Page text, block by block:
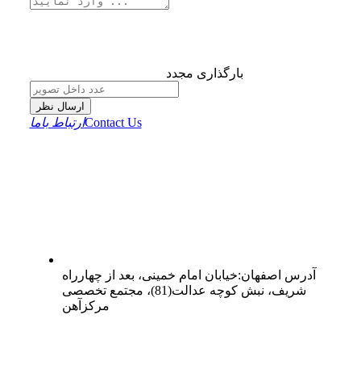
بارگذاری مجدد
ارسال نظر
ارتباط باماContact Us
آدرس اصفهان:خیابان امام خمینی، بعد از چهارراه
شریف، نبش کوچه عدالت(81)، مجتمع تخصصی
مرکزآهن